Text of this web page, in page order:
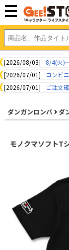
[2026/08/03]
8/4(火)
[2026/07/01]
コンビ
[2026/07/01]
ご注文
ダンガンロンパ ダ
モノクマソフトT